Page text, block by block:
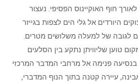
חוף האוקיינוס הפסיפי. נעצור
היורדים אל גלי הים לצפות בגייזר
לגובה של למעלה משלושים מטרים.
טוען שליוויתן נתקע בין הסלעים
בנסיעה פנימה אל מרחבי המדבר המרכזי
עיירה קטנה בתוך הנוף המדברי,